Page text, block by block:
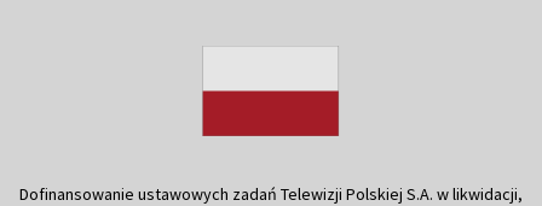
Dofinansowanie ustawowych zadań Telewizji Polskiej S.A. w likwidacji,